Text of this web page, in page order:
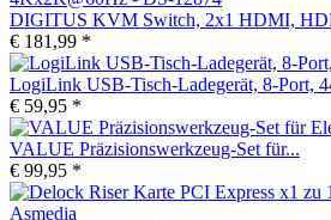
DIGITUS KVM Switch, 2x1 HDMI,
€ 181,99 *
LogiLink USB-Tisch-Ladegerät, 8-Port,
€ 59,95 *
VALUE Präzisionswerkzeug-Set für...
€ 99,95 *